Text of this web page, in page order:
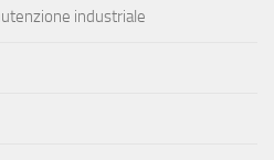
industriale